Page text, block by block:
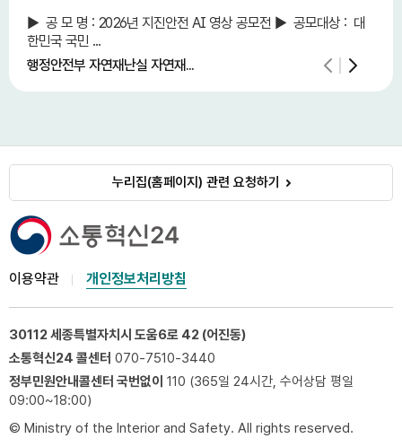
► 공 모 명 : 2026년 지진안전 AI 영상 공모전 ► 공모대상 : 대
한민국 국민 ...
행정안전부 자연재난실 자연재...
누리집(홈페이지) 관련 요청하기
이용약관 개인정보처리방침
30112 세종특별자치시 도움6로 42 (어진동)
소통혁신24 콜센터 070-7510-3440
정부민원안내콜센터 국번없이 110 (365일 24시간, 수어상담 평일
09:00~18:00)
© Ministry of the Interior and Safety. All rights reserved.